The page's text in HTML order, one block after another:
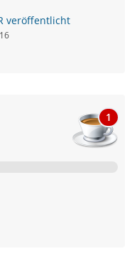
veröffentlicht
1